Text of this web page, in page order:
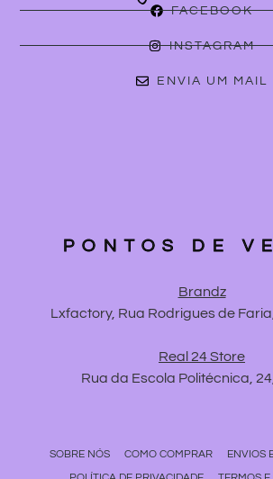
FACEBOOK
INSTAGRAM
ENVIA UM MAIL
PONTOS DE
Brandz
Lxfactory, Rua Rodrigues de
Real 24 Store
Rua da Escola Politécnica,
SOBRE NÓS COMO COMPRAR
ENVIOS